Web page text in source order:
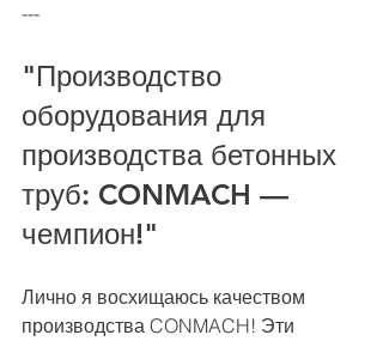
---
"Производство
оборудования для
производства бетонных
труб: CONMACH —
чемпион!"
Лично я восхищаюсь качеством
производства CONMACH! Эти